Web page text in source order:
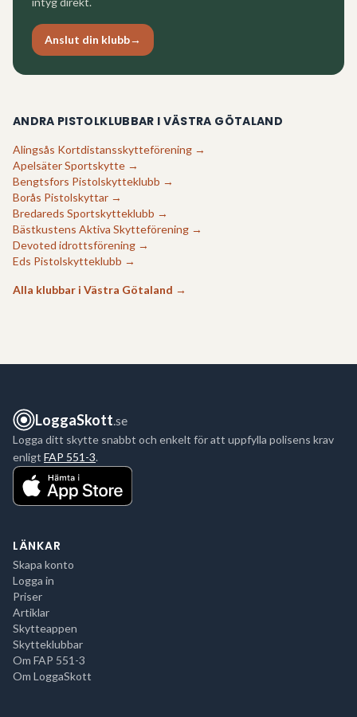
Anslut din klubb→
ANDRA PISTOLKLUBBAR I VÄSTRA GÖTALAND
Alingsås Kortdistansskytteförening →
Apelsäter Sportskytte →
Bengtsfors Pistolskytteklubb →
Borås Pistolskyttar →
Bredareds Sportskytteklubb →
Bästkustens Aktiva Skytteförening →
Devoted idrottsförening →
Eds Pistolskytteklubb →
Alla klubbar i Västra Götaland →
LoggaSkott.se
Logga ditt skytte snabbt och enkelt för att uppfylla polisens krav
enligt FAP 551-3.
LÄNKAR
Skapa konto
Logga in
Priser
Artiklar
Skytteappen
Skytteklubbar
Om FAP 551-3
Om LoggaSkott